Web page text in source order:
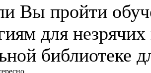
Вы пройти
для
библиотеке